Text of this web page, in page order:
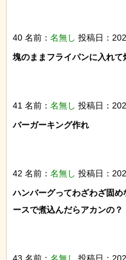
40 名前： 名無し 投稿日：
塊のままフライパンに入れて
41 名前： 名無し 投稿日：
バーガーキング作れ
42 名前： 名無し 投稿日：
ハンバーグってわざわざ固
ースで煮込んだらアカンの？